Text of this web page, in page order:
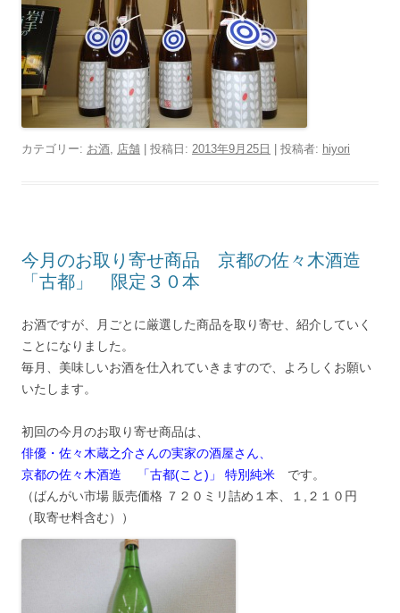
カテゴリー: お酒, 店舗 | 投稿日: 2013年9月25日 投稿者: hiyori
今月のお取り寄せ商品 京都の佐々木酒造
「古都」 限定３０本
お酒ですが、月ごとに厳選した商品を取り寄せ、紹介していく
ことになりました。
毎月、美味しいお酒を仕入れていきますので、よろしくお願い
いたします。
初回の今月のお取り寄せ商品は、
俳優・佐々木蔵之介さんの実家の酒屋さん、
京都の佐々木酒造 「古都(こと)」 特別純米 です。
（ばんがい市場 販売価格 ７２０ミリ詰め１本、１,２１０円
（取寄せ料含む））